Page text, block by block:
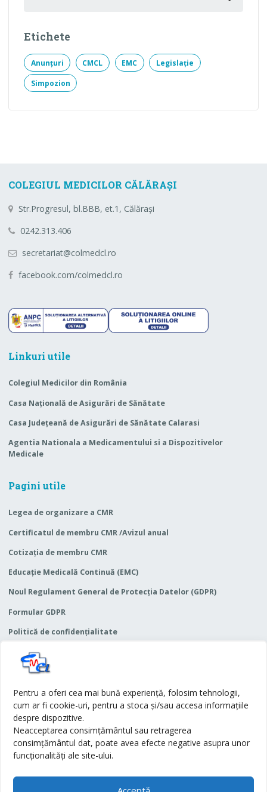
Pentru a oferi cea mai bună experiență, folosim tehnologii,
cum ar fi cookie-uri, pentru a stoca și/sau accesa informațiile
despre dispozitive.
Neacceptarea consimțământul sau retragerea
consimțământul dat, poate avea efecte negative asupra unor
funcționalități ale site-ului.
Etichete
Anunțuri CMCL EMC Legislație
Simpozion
COLEGIUL MEDICILOR CĂLĂRAȘI
Str.Progresul, bl.BBB, et.1, Călărași
0242.313.406
secretariat@colmedcl.ro
facebook.com/colmedcl.ro
Linkuri utile
Colegiul Medicilor din România
Casa Naţională de Asigurări de Sănătate
Casa Judeţeană de Asigurări de Sănătate Calarasi
Agentia Nationala a Medicamentului si a Dispozitivelor
Medicale
Pagini utile
Legea de organizare a CMR
Certificatul de membru CMR /Avizul anual
Cotizaţia de membru CMR
Educaţie Medicală Continuă (EMC)
Noul Regulament General de Protecția Datelor (GDPR)
Formular GDPR
Politică de confidențialitate
Termeni și condiții
Anunțuri
Legislație